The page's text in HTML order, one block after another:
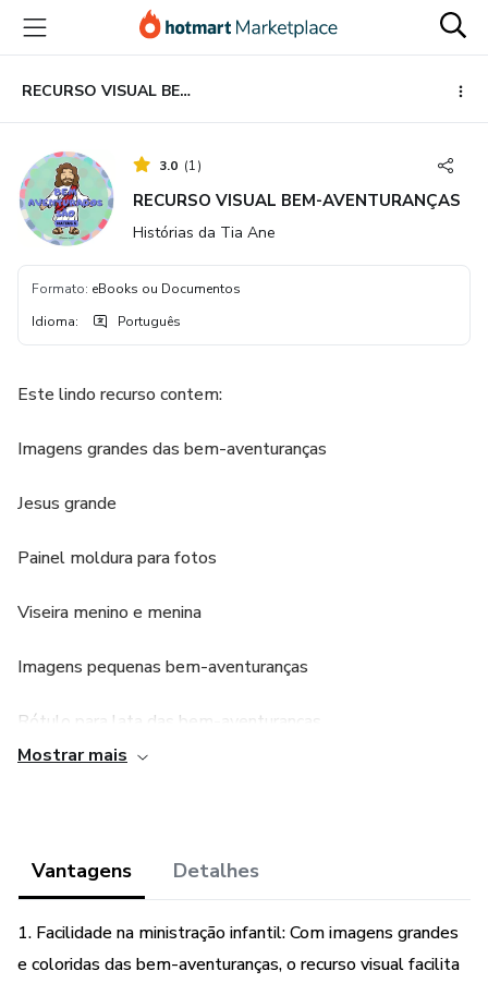
para
conteúdo
principal
para
pagamento
para
rodapé
RECURSO VISUAL BEM-AVENTURANÇAS
3.0 (1)
RECURSO VISUAL BEM-AVENTURANÇAS
Histórias da Tia Ane
Formato: eBooks ou Documentos
Idioma: Português
Este lindo recurso contem:
Imagens grandes das bem-aventuranças
Jesus grande
Painel moldura para fotos
Viseira menino e menina
Imagens pequenas bem-aventuranças
Rótulo para lata das bem-aventuranças
Mostrar mais
Vantagens Detalhes
1. Facilidade na ministração infantil: Com imagens grandes
e coloridas das bem-aventuranças, o recurso visual facilita